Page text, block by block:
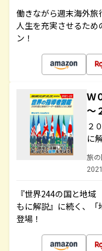
働きながら週末海外旅
人生を充実させるため
ン！
Ｗ
～
２
に
旅
『世界244の国と地
もに解説』に続く、
登場！